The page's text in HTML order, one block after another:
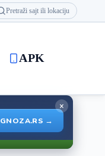
Pretraži sajt ili lokaciju
APK
→
×